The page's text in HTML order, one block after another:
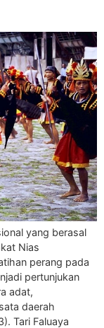
yang berasal
Nias
perang pada
pertunjukan
adat,
daerah
Tari Faluaya